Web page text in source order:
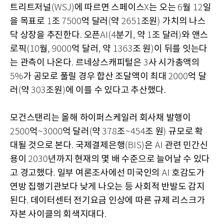
트리트저널 (WSJ)에 따르면 스페이스X는 오는 6월 12일
을 목표로 1조 7500억 달러 (약 2651조원 ) 가치의 나스
닥 상장을 추진한다. 오픈AI(4분기 , 약 1조 달러 )와 앤스
로픽 (10월, 9000억 달러 , 약 1363조 원 )이 뒤를 잇는다
는 관측이 나온다. 르네상스캐피털은 3사 시가총액의
5%가 공모로 풀릴 경우 합산 조달액이 최대 2000억 달
러 (약303조원 )에 이를 수 있다고 추산했다.
모건스탠리는 올해 하이퍼스케일러 회사채 발행이
2500억 ~3000억 달러 (약378조~454조 원) 규모로 확
대될 것으로 본다. 국제결제은행(BIS)은 AI 관련 민간신
용이 2030년까지 현재의 몇 배 수준으로 늘어날 수 있다
고 경고했다. 일부 여론조사에선 미국인의 AI 호감도가
연방 집행기관보다 낮게 나오는 등 사회적 반발도 감지
된다. 데이터센터 전기요금 인상에 따른 규제 리스크가
자본 사이클의 회색지대다.